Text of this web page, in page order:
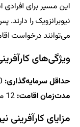
این مسیر برای
نیوبرانزویک را
می‌توانند درخواست
ویژگی‌های
حداقل سرمایه‌گذاری:
مدت‌زمان اقامت:
مزایای کارآفرینی